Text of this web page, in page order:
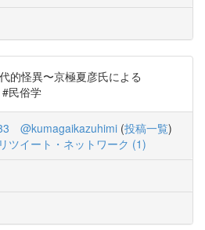
怪異〜京極夏彦氏による
民俗学
@kumagaikazuhimi (投稿一覧)
リツイート・ネットワーク (1)